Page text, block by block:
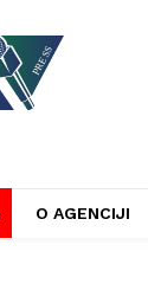
PRESS
O AGENCIJI